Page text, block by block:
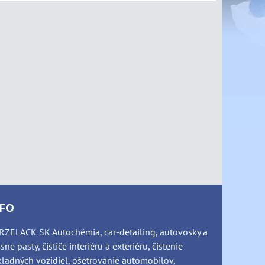
SK Autochémia, car-detailing, autovosky a
pasty, čističe interiéru a exteriéru, čistenie
vozidiel, ošetrovanie automobilov,